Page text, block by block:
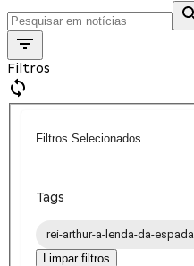
Filtros
Filtros Selecionados
Tags
rei-arthur-a-lenda-da-espada
Limpar filtros